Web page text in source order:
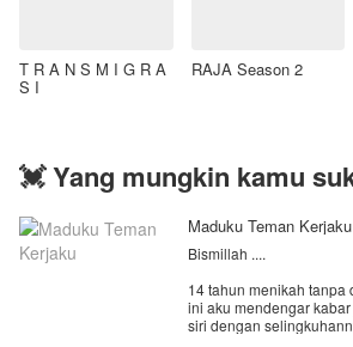
T R A N S M I G R A
S I
RAJA Season 2
💓 Yang mungkin kamu
Maduku Teman Kerjaku
Bismillah ....
14 tahun menikah
ini aku mendengar
siri dengan